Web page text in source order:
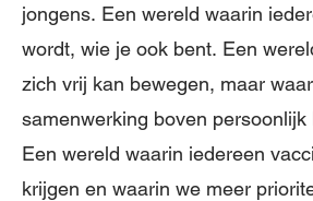
jongens. Een wereld waarin
wordt, wie je ook bent. Een
zich vrij kan bewegen, maar
samenwerking boven persoonlijk
Een wereld waarin iedereen
krijgen en waarin we meer